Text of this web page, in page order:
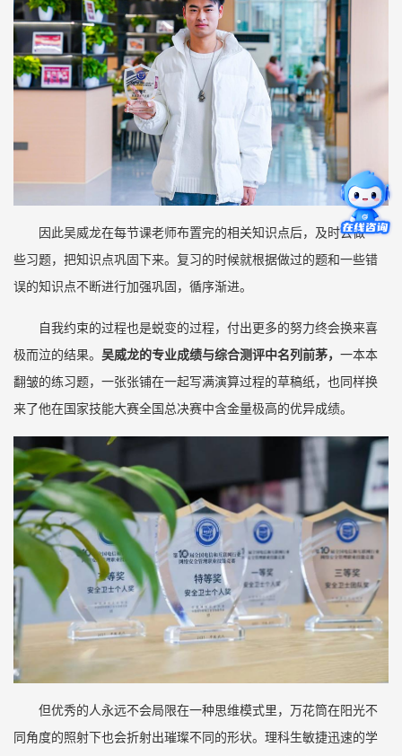
因此吴威龙在每节课老师布置完的相关知识点后，及时去做一
些习题，把知识点巩固下来。复习的时候就根据做过的题和一些错
误的知识点不断进行加强巩固，循序渐进。
自我约束的过程也是蜕变的过程，付出更多的努力终会换来喜
极而泣的结果。 吴威龙的专业成绩与综合测评中名列前茅， 一本本
翻皱的练习题，一张张铺在一起写满演算过程的草稿纸，也同样换
来了他在国家技能大赛全国总决赛中含金量极高的优异成绩。
但优秀的人永远不会局限在一种思维模式里，万花筒在阳光不
同角度的照射下也会折射出璀璨不同的形状。理科生敏捷迅速的学